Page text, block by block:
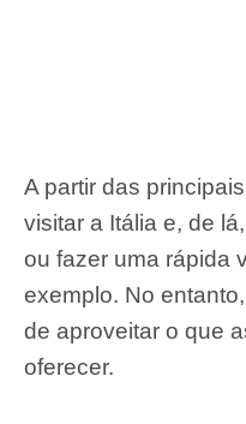
A partir das
visitar a Itália e, de
ou fazer uma rápida
exemplo. No
de aproveitar o que
oferecer.